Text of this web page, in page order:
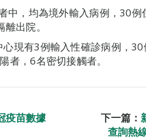
中，均為境外輸入病例，30
出院。
現有3例輸入性確診病例，
者，6名密切接觸者。
疫苗數據 下一篇：
查詢熱